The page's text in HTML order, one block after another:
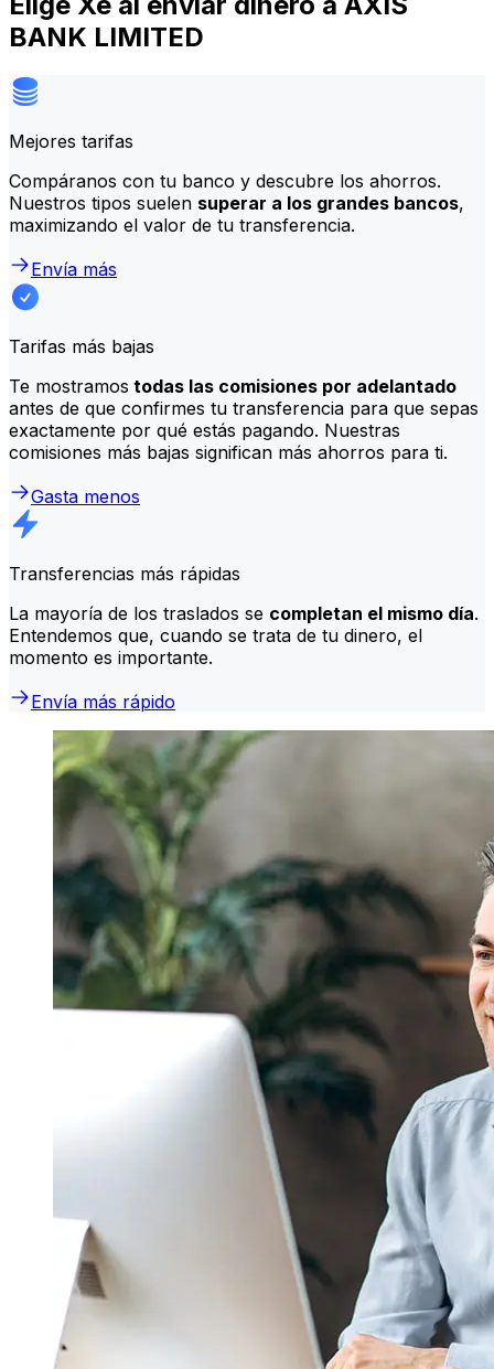
BANK LIMITED
Mejores tarifas
Compáranos con tu banco y descubre los ahorros.
Nuestros tipos suelen superar a los grandes bancos,
maximizando el valor de tu transferencia.
Envía más
Tarifas más bajas
Te mostramos todas las comisiones por adelantado
antes de que confirmes tu transferencia para que sepas
exactamente por qué estás pagando. Nuestras
comisiones más bajas significan más ahorros para ti.
Gasta menos
Transferencias más rápidas
La mayoría de los traslados se completan el mismo día.
Entendemos que, cuando se trata de tu dinero, el
momento es importante.
Envía más rápido